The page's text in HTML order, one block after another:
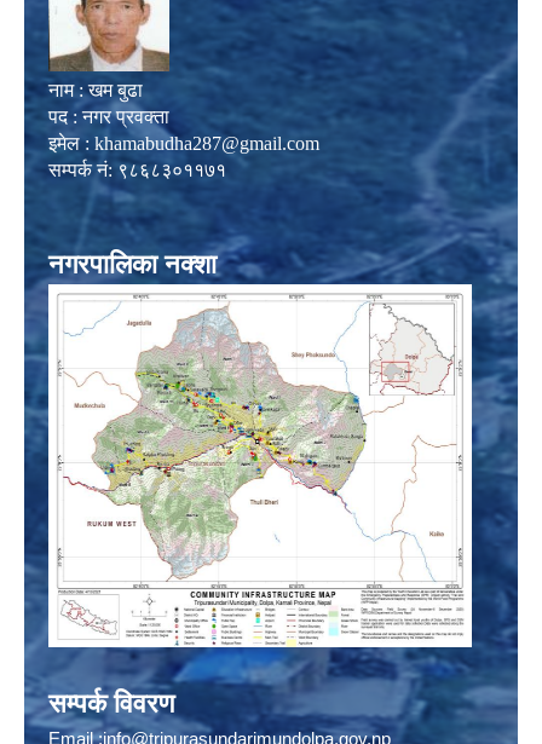
नाम : खम बुढा
पद : नगर प्रवक्ता
इमेल : khamabudha287@gmail.com
सम्पर्क नं: ९८६८३०११७१
नगरपालिका नक्शा
सम्पर्क विवरण
Email :info@tripurasundarimundolpa.gov.np